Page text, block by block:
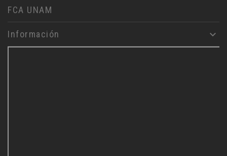
FCA UNAM
Información 